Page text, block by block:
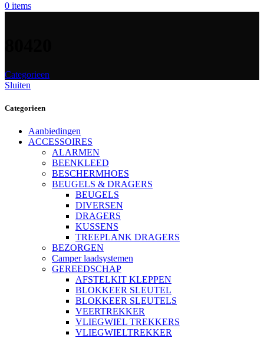
0 items
Categorieen
Sluiten
Categorieen
Aanbiedingen
ACCESSOIRES
ALARMEN
BEENKLEED
BESCHERMHOES
BEUGELS & DRAGERS
BEUGELS
DIVERSEN
DRAGERS
KUSSENS
TREEPLANK DRAGERS
BEZORGEN
Camper laadsystemen
GEREEDSCHAP
AFSTELKIT KLEPPEN
BLOKKEER SLEUTEL
BLOKKEER SLEUTELS
VEERTREKKER
VLIEGWIEL TREKKERS
VLIEGWIELTREKKER